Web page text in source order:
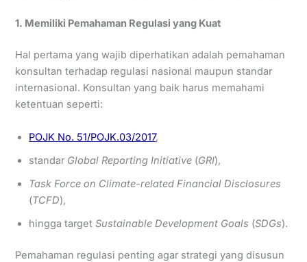
1. Memiliki Pemahaman Regulasi yang Kuat
Hal pertama yang wajib diperhatikan adalah pemahaman
konsultan terhadap regulasi nasional maupun standar
internasional. Konsultan yang baik harus memahami
ketentuan seperti:
POJK No. 51/POJK.03/2017,
standar Global Reporting Initiative (GRI),
Task Force on Climate-related Financial Disclosures
(TCFD),
hingga targetSustainable Development Goals (SDGs).
Pemahaman regulasi penting agar strategi yang disusun